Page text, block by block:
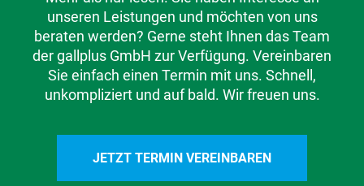
unseren Leistungen und möchten von uns
beraten werden? Gerne steht Ihnen das Team
der gallplus GmbH zur Verfügung. Vereinbaren
Sie einfach einen Termin mit uns. Schnell,
unkompliziert und auf bald. Wir freuen uns.
JETZT TERMIN VEREINBAREN